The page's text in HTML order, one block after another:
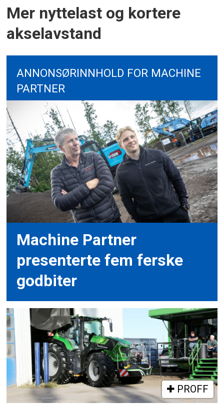
Mer nyttelast og kortere
akselavstand
ANNONSØRINNHOLD FOR MACHINE
PARTNER
Machine Partner
presenterte fem ferske
godbiter
PROFF